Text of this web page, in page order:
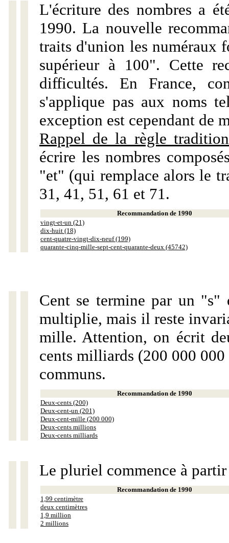
L'écriture des nombres a
1990. La nouvelle
traits d'union les numéraux
supérieur à 100". Cette
difficultés. En France,
s'applique pas aux noms
exception est cependant de
Rappel de la règle
écrire les nombres
"et" (qui remplace alors le
31, 41, 51, 61 et 71.
Recommandation de 1990
vingt-et-un (21)
dix-huit (18)
cent-quatre-vingt-dix-neuf (199)
quarante-cinq-mille-sept-cent-quarante-deux (45742)
Cent se termine par un "s"
multiplie, mais il reste
mille. Attention, on écrit
cents milliards (200 000
communs.
Recommandation de 1990
Deux-cents (200)
Deux-cent-un (201)
Deux-cent-mille (200 000)
Deux-cents millions
Deux-cents milliards
Le pluriel commence à
Recommandation de 1990
1,99 centimètre
deux centimètres
1,9 million
2 millions